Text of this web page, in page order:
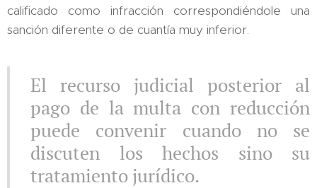
calificado como infracción correspondiéndole una
sanción diferente o de cuantía muy inferior.
El recurso judicial posterior al
pago de la multa con reducción
puede convenir cuando no se
discuten los hechos sino su
tratamiento jurídico.